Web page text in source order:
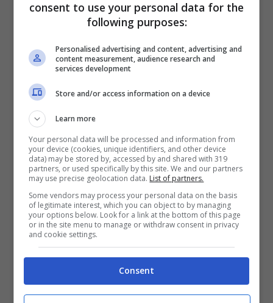
Cambia il calendario ma non solo: tutte
le novità riguardanti il fisco
Semplificata anche la la procedura di
erogazione dei rimborsi fiscali per gli eredi,
che si rifà all’articolo 28 del testo di
riferimento sulle successioni e donazioni. A
questo è stato aggiunto un nuovo comma 6-
bis. Definisce che irimborsi dell’Agenzia
delle Entratedovuti al defunto verranno
erogati in base al diritto di eredità.
consent to use your personal data for the
following purposes:
Personalised advertising and content, advertising and
content measurement, audience research and
services development
Store and/or access information on a device
Learn more
Your personal data will be processed and information from
your device (cookies, unique identifiers, and other device
data) may be stored by, accessed by and shared with 319
partners, or used specifically by this site. We and our partners
may use precise geolocation data. List of partners.
Some vendors may process your personal data on the basis
of legitimate interest, which you can object to by managing
your options below. Look for a link at the bottom of this page
or in the site menu to manage or withdraw consent in privacy
and cookie settings.
Consent